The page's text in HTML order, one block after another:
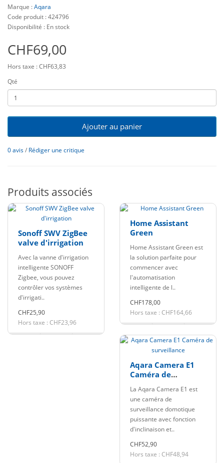
Marque :Aqara
Code produit : 424796
Disponibilité : En stock
CHF69,00
Hors taxe : CHF63,83
Qté
Ajouter au panier
0 avis/ Rédiger une critique
Produits associés
Sonoff SWV ZigBee
valve d'irrigation
Avec la vanne d'irrigation
intelligente SONOFF
Zigbee, vous pouvez
contrôler vos systèmes
d'irrigati..
CHF25,90
Hors taxe : CHF23,96
Home Assistant
Green
Home Assistant Green est
la solution parfaite pour
commencer avec
l'automatisation
intelligente de l..
CHF178,00
Hors taxe : CHF164,66
Aqara Camera E1
Caméra de
La Aqara Camera E1 est
une caméra de
surveillance domotique
puissante avec fonction
d'inclinaison et..
CHF52,90
Hors taxe : CHF48,94